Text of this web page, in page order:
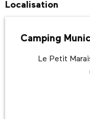
Localisation
Camping
Le Petit